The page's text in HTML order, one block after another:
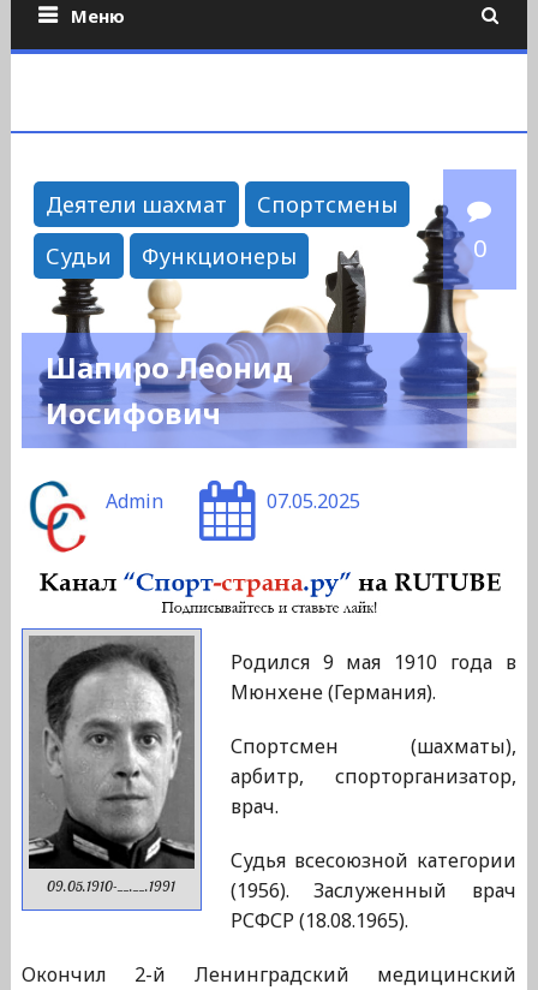
Меню
Деятели шахмат
Спортсмены
Судьи
Функционеры 0
Шапиро Леонид
Иосифович
Admin 07.05.2025
09.05.1910-__.__.1991
Родился 9 мая 1910 года в
Мюнхене (Германия).
Спортсмен (шахматы),
арбитр, спорторганизатор,
врач.
Судья всесоюзной категории
(1956). Заслуженный врач
РСФСР (18.08.1965).
Окончил 2-й Ленинградский медицинский